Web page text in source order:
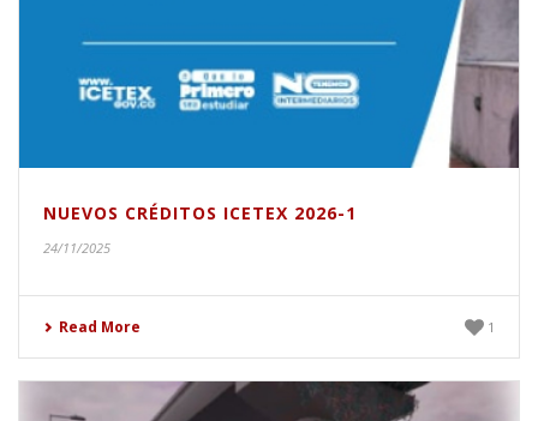
NUEVOS CRÉDITOS ICETEX 2026-1
24/11/2025
Read More 1